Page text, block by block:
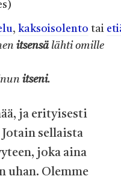
, kaksoisolento tai
itsensälähti omille
itseni.
ja erityisesti
sellaista
joka aina
uhan. Olemme